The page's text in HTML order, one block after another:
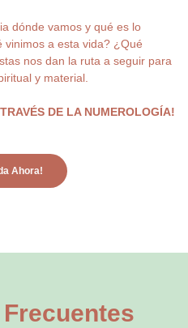
dónde vamos y qué es lo
vinimos a esta vida? ¿Qué
nos dan la ruta a seguir para
y material.
DE LA NUMEROLOGÍA!
Ahora!